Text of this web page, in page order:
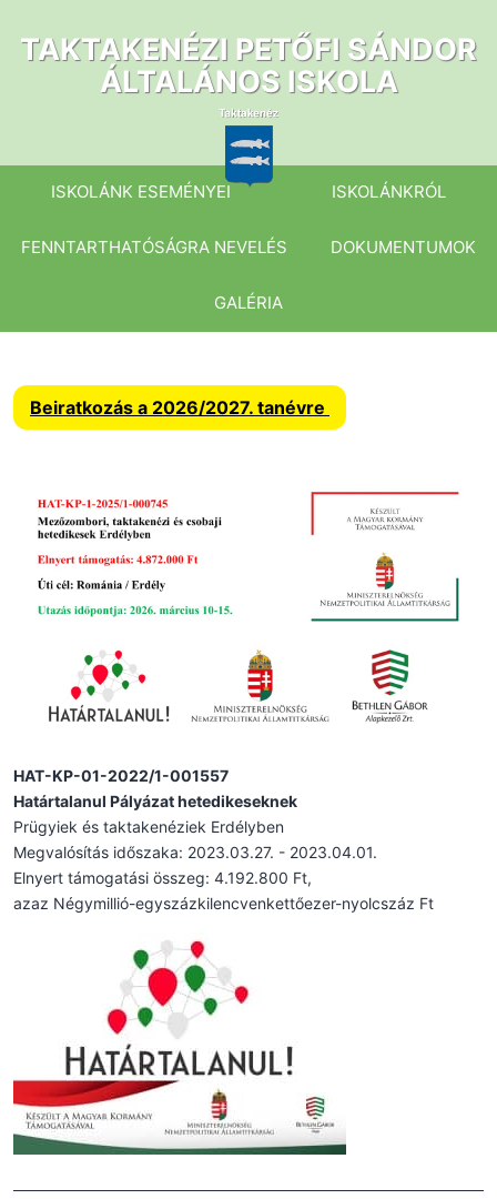
tartalomhoz
TAKTAKENÉZI PETŐFI SÁNDOR
ÁLTALÁNOS ISKOLA
ISKOLÁNK ESEMÉNYEI ISKOLÁNKRÓL
FENNTARTHATÓSÁGRA NEVELÉS DOKUMENTUMOK
GALÉRIA
Beiratkozás a 2026/2027. tanévre
HAT-KP-01-2022/1-001557
Határtalanul Pályázat hetedikeseknek
Prügyiek és taktakenéziek Erdélyben
Megvalósítás időszaka: 2023.03.27. - 2023.04.01.
Elnyert támogatási összeg: 4.192.800 Ft,
azaz Négymillió-egyszázkilencvenkettőezer-nyolcszáz Ft